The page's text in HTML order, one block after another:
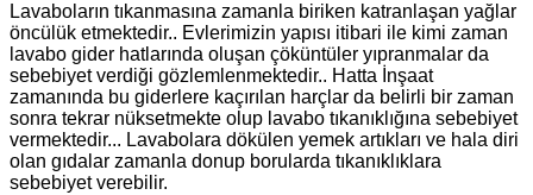
Lavaboların tıkanmasına zamanla biriken katranlaşan yağlar
öncülük etmektedir.. Evlerimizin yapısı itibari ile kimi zaman
lavabo gider hatlarında oluşan çöküntüler yıpranmalar da
sebebiyet verdiği gözlemlenmektedir.. Hatta İnşaat
zamanında bu giderlere kaçırılan harçlar da belirli bir zaman
sonra tekrar nüksetmekte olup lavabo tıkanıklığına sebebiyet
vermektedir... Lavabolara dökülen yemek artıkları ve hala diri
olan gıdalar zamanla donup borularda tıkanıklıklara
sebebiyet verebilir.